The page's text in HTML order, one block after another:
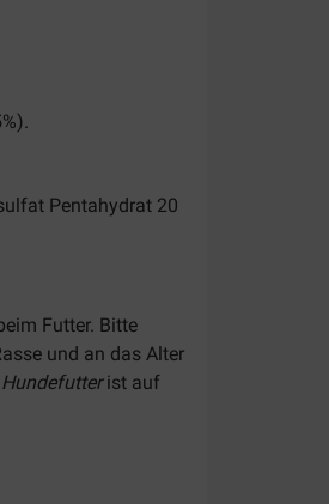
Pentahydrat 20
Futter. Bitte
und an das Alter
ist auf